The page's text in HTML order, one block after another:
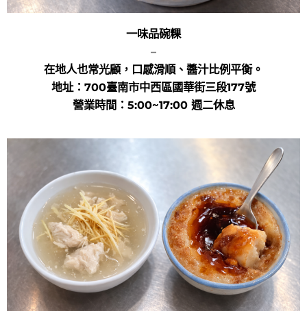
一味品碗粿
–
在地人也常光顧，口感滑順、醬汁比例平衡。
地址：700臺南市中西區國華街三段177號
營業時間：5:00~17:00 週二休息